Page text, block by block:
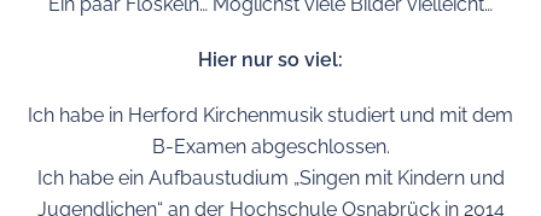
Hier nur so viel:
Ich habe in Herford Kirchenmusik studiert und mit dem
B-Examen abgeschlossen.
Ich habe ein Aufbaustudium „Singen mit Kindern und
Jugendlichen“ an der Hochschule Osnabrück in 2014